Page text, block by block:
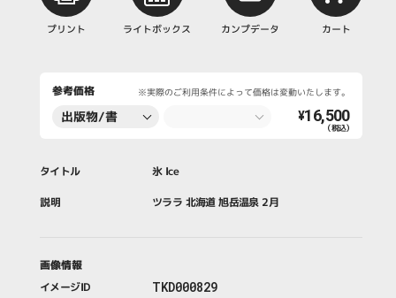
プリント ライトボックス カンプデータ カート
参考価格 ※実際のご利用条件によって価格は変動いたします。
出版物/書
¥16,500
（税込）
タイトル 氷 Ice
説明 ツララ 北海道 旭岳温泉 2月
画像情報
イメージID
TKD000829